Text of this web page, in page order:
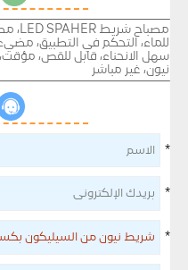
للماء، التحكم في التطبيق،
سهل الانحناء، قابل للقص،
نيون، غير مباشر